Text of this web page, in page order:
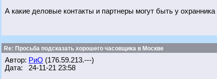
А какие деловые контакты и партнеры могут быть у
Re: Просьба подсказать хорошего часовщика в Москве
Автор: РиО (176.59.213.---)
Дата: 24-11-21 23:58